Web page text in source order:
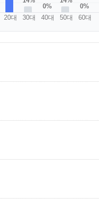
20대 30대
0%
40대
50대
0%
60대